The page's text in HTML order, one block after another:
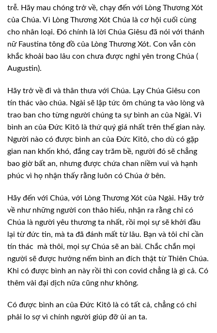
trễ. Hãy mau chóng trở về, chạy đến với Lòng Thương Xót
của Chúa. Vì Lòng Thương Xót Chúa là cơ hội cuối cùng
cho nhân loại. Đó chính là lời Chúa Giêsu đã nói với thánh
nữ Faustina tông đồ của Lòng Thương Xót. Con vẫn còn
khắc khoải bao lâu con chưa được nghỉ yên trong Chúa (
Augustin).
Hãy trở về đi và thân thưa với Chúa. Lạy Chúa Giêsu con
tín thác vào chúa. Ngài sẽ lập tức ôm chúng ta vào lòng và
trao ban cho từng người chúng ta sự bình an của Ngài. Vì
bình an của Đức Kitô là thứ quý giá nhất trên thế gian này.
Người nào có được bình an của Đức Kitô, cho dù có gặp
gian nan khốn khó, đắng cay trăm bề, người đó sẽ chẳng
bao giờ bất an, nhưng được chứa chan niềm vui và hạnh
phúc vì họ nhận thấy rằng luôn có Chúa ở bên.
Hãy đến với Chúa, với Lòng Thương Xót của Ngài. Hãy trở
về như những người con thảo hiếu, nhận ra rằng chỉ có
Chúa là người yêu thương ta nhất, rồi mọi sự sẽ khởi đầu
lại từ đức tin, mà ta đã đánh mất từ lâu. Bạn và tôi chỉ cần
tín thác
mà thôi, mọi sự Chúa sẽ an bài. Chắc chắn mọi
người sẽ được hưởng nếm bình an đích thật từ Thiên Chúa.
Khi có được bình an này rồi thì con covid chẳng là gì cả. Có
thêm vài đại dịch nữa cũng như không.
Có được bình an của Đức Kitô là có tất cả, chẳng có chi
phải lo sợ vì chính người giúp đỡ ủi an ta.